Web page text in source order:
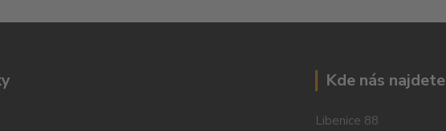
Kde nás najdete
Libenice 88